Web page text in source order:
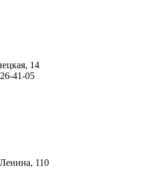
14
41-05
110